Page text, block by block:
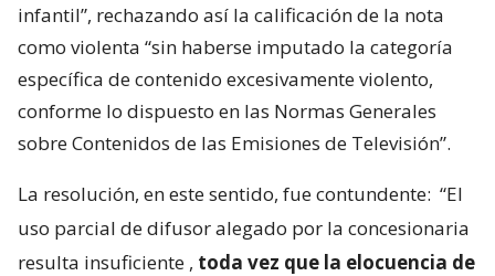
infantil”, rechazando así la calificación de la nota
como violenta “sin haberse imputado la categoría
específica de contenido excesivamente violento,
conforme lo dispuesto en las Normas Generales
sobre Contenidos de las Emisiones de Televisión”.
La resolución, en este sentido, fue contundente: “El
uso parcial de difusor alegado por la concesionaria
resulta insuficiente , toda vez que la elocuencia de